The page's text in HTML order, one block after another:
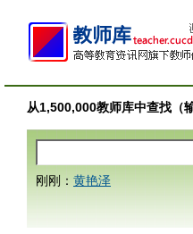
从1,500,000教师库中查找（
刚刚： 黄艳泽